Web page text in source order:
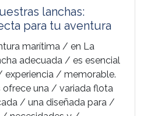
lanchas:
para tu aventura
marítima / en La
adecuada / es esencial
/ memorable.
ofrece una / variada flota
/ una diseñada para /